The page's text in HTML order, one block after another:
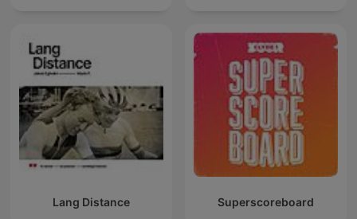
Lang Distance Superscoreboard